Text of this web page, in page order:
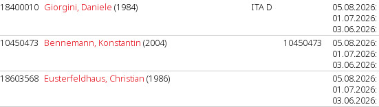
18400010 Giorgini, Daniele (1984) ITA D
05.08.2026:
01.07.2026:
03.06.2026:
10450473 Bennemann, Konstantin (2004) 10450473
05.08.2026:
01.07.2026:
03.06.2026:
18603568 Eusterfeldhaus, Christian (1986)
05.08.2026:
01.07.2026:
03.06.2026: